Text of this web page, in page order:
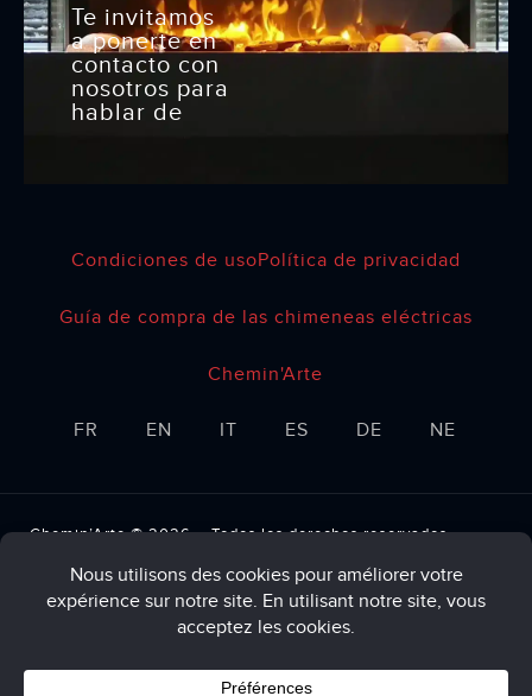
Te invitamos
a ponerte en
contacto con
nosotros para
hablar de
Condiciones de usoPolítica de privacidad
Guía de compra de las chimeneas eléctricas
Chemin'Arte
FR EN IT ES DE NE
Chemin’Arte © 2026 – Todos los derechos reservados –
Webiaprod